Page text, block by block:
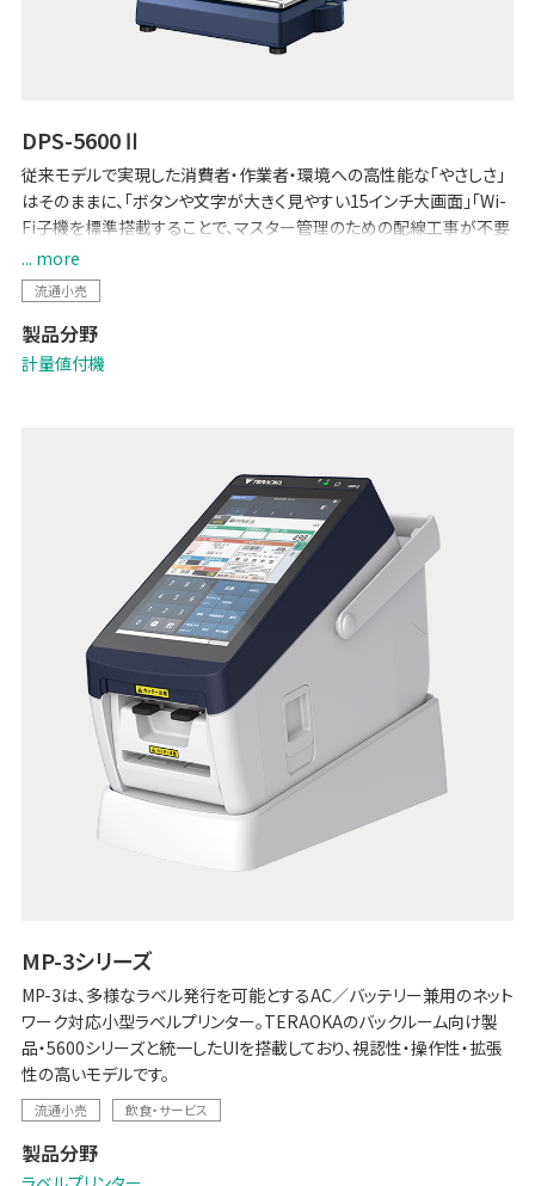
DPS-5600Ⅱ
従来モデルで実現した消費者・作業者・環境への高性能な「やさしさ」
はそのままに、「ボタンや文字が大きく見やすい15インチ大画面」「Wi-
Fi子機を標準搭載することで、マスター管理のための配線工事が不要
に」など、各種機能を強化しました。POSとのデータ連携で生鮮バック
ルームの少人数運用を可能にする「生鮮向け生販管理ソリューション
-Pack on Time-」や「TERAOKA IoT サービス」にも対応しています。
... more
流通小売
製品分野
計量値付機
MP-3シリーズ
MP-3は、多様なラベル発行を可能とするAC／バッテリー兼用のネット
ワーク対応小型ラベルプリンター。TERAOKAのバックルーム向け製
品・5600シリーズと統一したUIを搭載しており、視認性・操作性・拡張
性の高いモデルです。
流通小売 飲食・サービス
製品分野